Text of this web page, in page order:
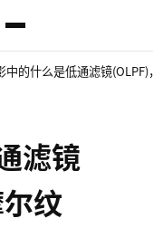
中的什么是低通滤镜
滤镜
纹